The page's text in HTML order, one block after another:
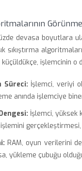
devasa boyutlara
sıkıştırma
işlemcinin o
Süreci: İşlemci, veriyi
anında işlemciye
İşlemci, yüksek
RAM, oyun verilerini
yükleme çubuğu